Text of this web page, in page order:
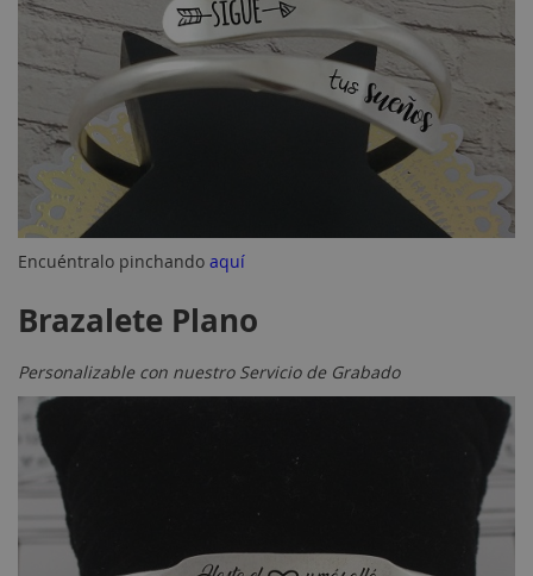
Encuéntralo pinchando aquí
Brazalete Plano
Personalizable con nuestro Servicio de Grabado